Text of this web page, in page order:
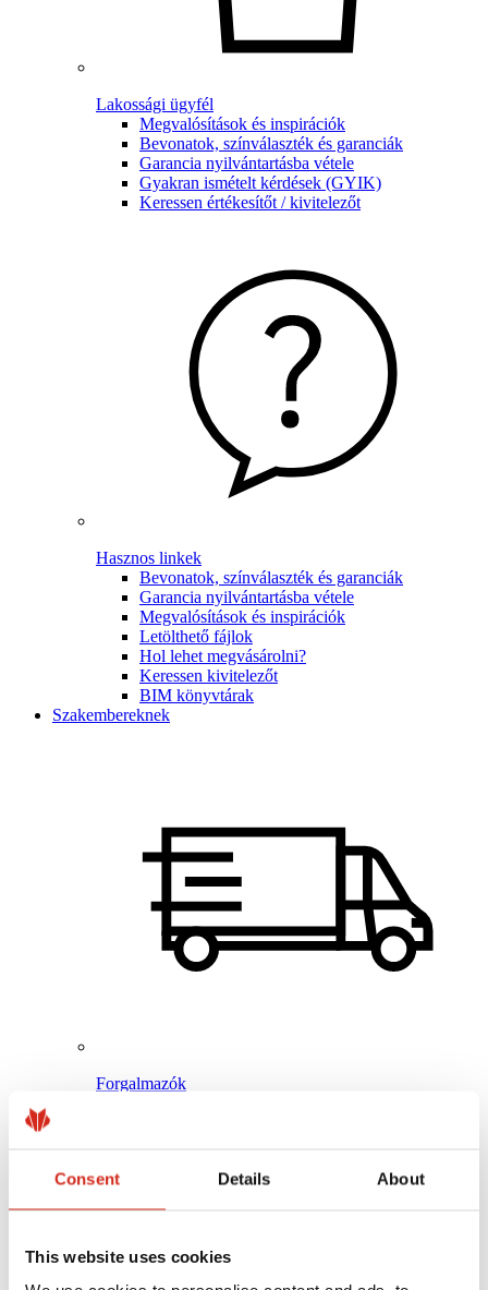
Consent Details About
This website uses cookies
Lakossági ügyfél
Megvalósítások és inspirációk
Bevonatok, színválaszték és garanciák
Garancia nyilvántartásba vétele
Gyakran ismételt kérdések (GYIK)
Keressen értékesítőt / kivitelezőt
Hasznos linkek
Bevonatok, színválaszték és garanciák
Garancia nyilvántartásba vétele
Megvalósítások és inspirációk
Letölthető fájlok
Hol lehet megvásárolni?
Keressen kivitelezőt
BIM könyvtárak
Szakembereknek
Forgalmazók
Optimalizálja tetőjét